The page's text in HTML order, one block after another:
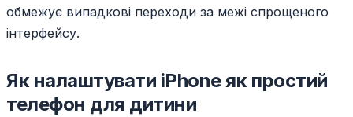
обмежує випадкові переходи за межі спрощеного
інтерфейсу.
Як налаштувати iPhone як простий
телефон для дитини